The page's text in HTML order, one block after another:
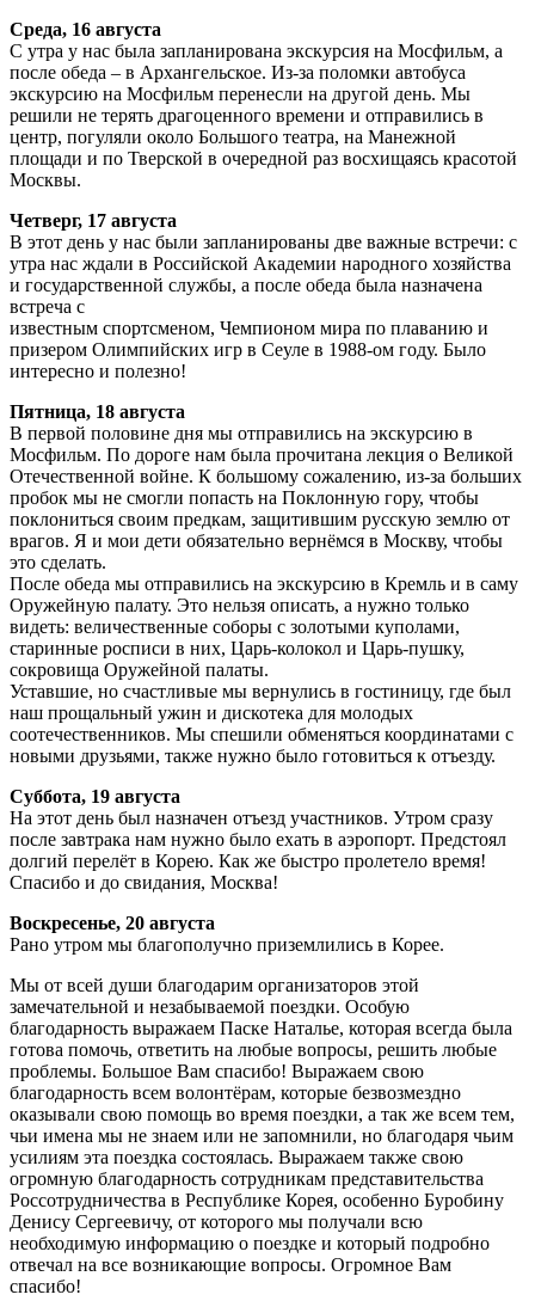
Среда, 16 августа
С утра у нас была запланирована экскурсия на Мосфильм, а
после обеда – в Архангельское. Из-за поломки автобуса
экскурсию на Мосфильм перенесли на другой день. Мы
решили не терять драгоценного времени и отправились в
центр, погуляли около Большого театра, на Манежной
площади и по Тверской в очередной раз восхищаясь красотой
Москвы.
Четверг, 17 августа
В этот день у нас были запланированы две важные встречи: с
утра нас ждали в Российской Академии народного хозяйства
и государственной службы, а после обеда была назначена
встреча с
известным спортсменом, Чемпионом мира по плаванию и
призером Олимпийских игр в Сеуле в 1988-ом году. Было
интересно и полезно!
Пятница, 18 августа
В первой половине дня мы отправились на экскурсию в
Мосфильм. По дороге нам была прочитана лекция о Великой
Отечественной войне. К большому сожалению, из-за больших
пробок мы не смогли попасть на Поклонную гору, чтобы
поклониться своим предкам, защитившим русскую землю от
врагов. Я и мои дети обязательно вернёмся в Москву, чтобы
это сделать.
После обеда мы отправились на экскурсию в Кремль и в саму
Оружейную палату. Это нельзя описать, а нужно только
видеть: величественные соборы с золотыми куполами,
старинные росписи в них, Царь-колокол и Царь-пушку,
сокровища Оружейной палаты.
Уставшие, но счастливые мы вернулись в гостиницу, где был
наш прощальный ужин и дискотека для молодых
соотечественников. Мы спешили обменяться координатами с
новыми друзьями, также нужно было готовиться к отъезду.
Суббота, 19 августа
На этот день был назначен отъезд участников. Утром сразу
после завтрака нам нужно было ехать в аэропорт. Предстоял
долгий перелёт в Корею. Как же быстро пролетело время!
Спасибо и до свидания, Москва!
Воскресенье, 20 августа
Рано утром мы благополучно приземлились в Корее.
Мы от всей души благодарим организаторов этой
замечательной и незабываемой поездки. Особую
благодарность выражаем Паске Наталье, которая всегда была
готова помочь, ответить на любые вопросы, решить любые
проблемы. Большое Вам спасибо! Выражаем свою
благодарность всем волонтёрам, которые безвозмездно
оказывали свою помощь во время поездки, а так же всем тем,
чьи имена мы не знаем или не запомнили, но благодаря чьим
усилиям эта поездка состоялась. Выражаем также свою
огромную благодарность сотрудникам представительства
Россотрудничества в Республике Корея, особенно Буробину
Денису Сергеевичу, от которого мы получали всю
необходимую информацию о поездке и который подробно
отвечал на все возникающие вопросы. Огромное Вам
спасибо!